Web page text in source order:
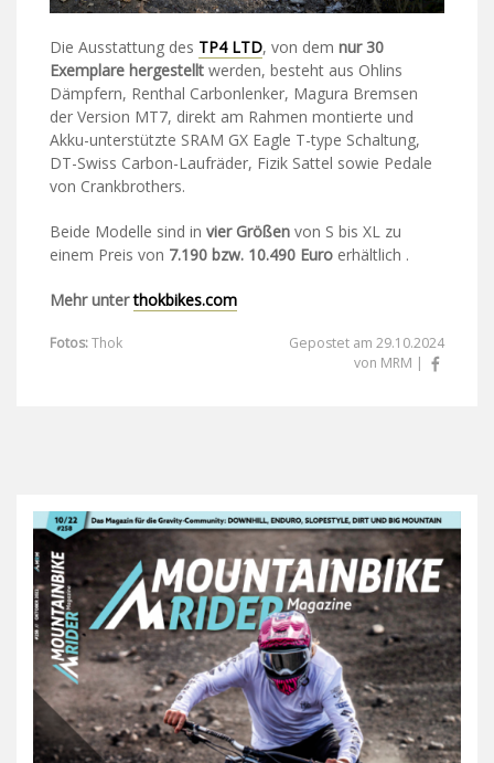
Die Ausstattung des TP4 LTD, von dem nur 30
Exemplare hergestellt werden, besteht aus Ohlins
Dämpfern, Renthal Carbonlenker, Magura Bremsen
der Version MT7, direkt am Rahmen montierte und
Akku-unterstützte SRAM GX Eagle T-type Schaltung,
DT-Swiss Carbon-Laufräder, Fizik Sattel sowie Pedale
von Crankbrothers.
Beide Modelle sind in vier Größen von S bis XL zu
einem Preis von 7.190 bzw. 10.490 Euro erhältlich .
Mehr unterthokbikes.com
Fotos:Thok
Gepostet am 29.10.2024
von MRM |